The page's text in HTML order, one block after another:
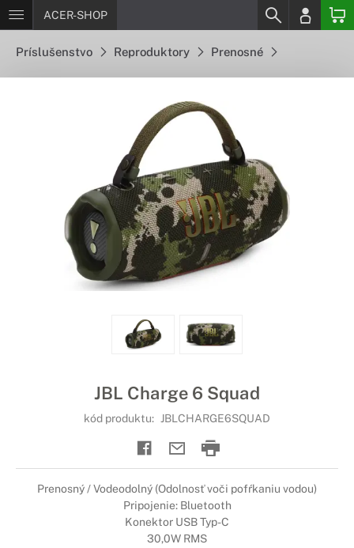
ACER-SHOP
Príslušenstvo Reproduktory Prenosné
JBL Charge 6 Squad
kód produktu: JBLCHARGE6SQUAD
Prenosný / Vodeodolný (Odolnosť voči pofŕkaniu vodou)
Pripojenie: Bluetooth
Konektor USB Typ-C
30,0W RMS